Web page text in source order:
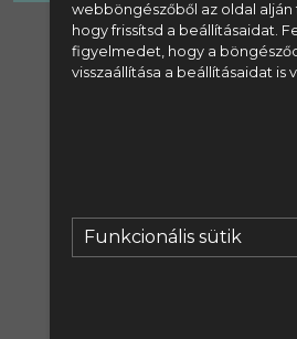
webböngészőből az oldal alján
hogy frissítsd a beállításaidat.
figyelmedet, hogy a
visszaállítása a beállításaidat is
Funkcionális sütik
A tartalom